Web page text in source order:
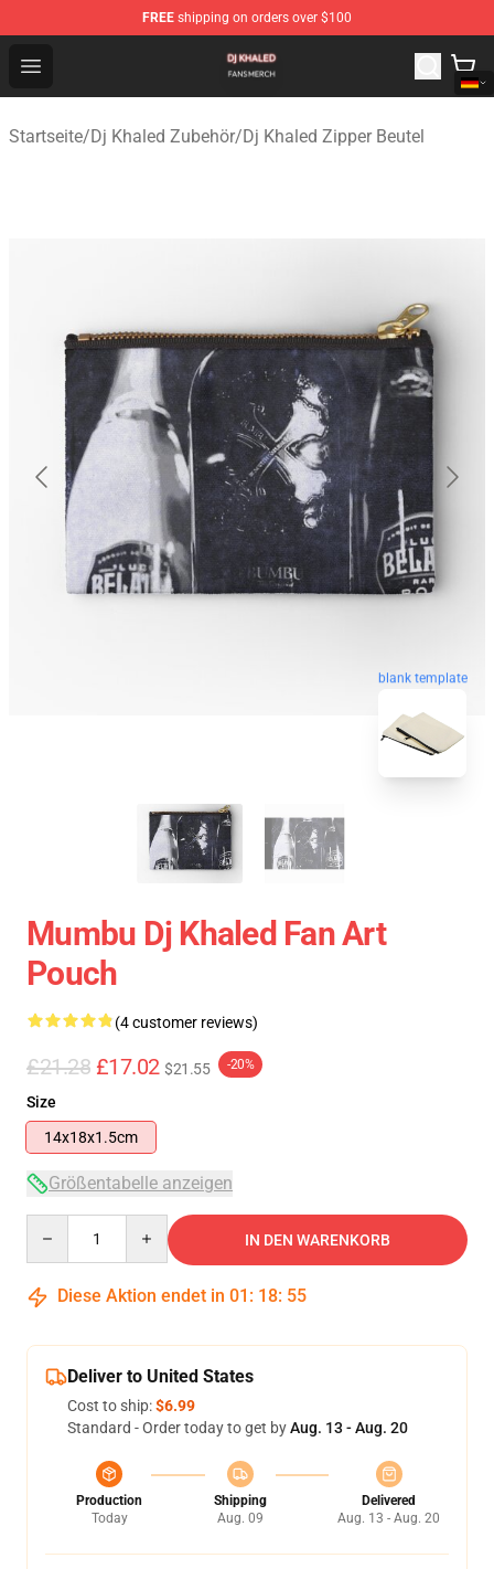
FREE shipping on orders over $100
Open menu
Dj Khaled Shop - Official Dj Khaled Merchandise Store
Startseite/Dj Khaled Zubehör/Dj Khaled Zipper Beutel
blank template
Mumbu Dj Khaled Fan Art
Pouch
(4 customer reviews)
£21.28 £17.02 $21.55 -20%
Size
14x18x1.5cm
Größentabelle anzeigen
IN DEN WARENKORB
Diese Aktion endet in 01 : 18: 54
Deliver to United States
Cost to ship:$6.99
Standard - Order today to get byAug. 13 - Aug. 20
Production
Today
Shipping
Aug. 09
Delivered
Aug. 13 - Aug. 20